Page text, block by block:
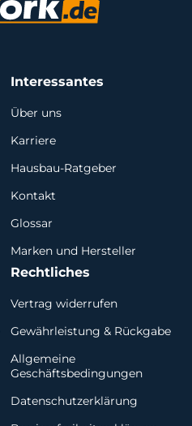
Interessantes
Über uns
Karriere
Hausbau-Ratgeber
Kontakt
Glossar
Marken und Hersteller
Rechtliches
Vertrag widerrufen
Gewährleistung & Rückgabe
Allgemeine
Geschäftsbedingungen
Datenschutzerklärung